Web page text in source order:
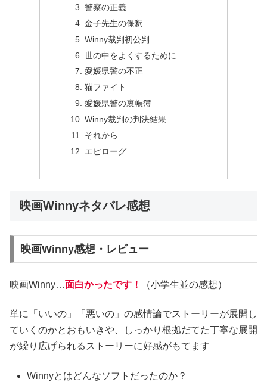
警察の正義
金子先生の保釈
Winny裁判初公判
世の中をよくするために
愛媛県警の不正
猫ファイト
愛媛県警の裏帳簿
Winny裁判の判決結果
それから
エピローグ
映画Winnyネタバレ感想
映画Winny感想・レビュー
映画Winny…面白かったです！ （小学生並の感想）
単に「いいの」「悪いの」の感情論でストーリーが展開し
ていくのかとおもいきや、しっかり根拠だてた丁寧な展開
が繰り広げられるストーリーに好感がもてます
Winnyとはどんなソフトだったのか？